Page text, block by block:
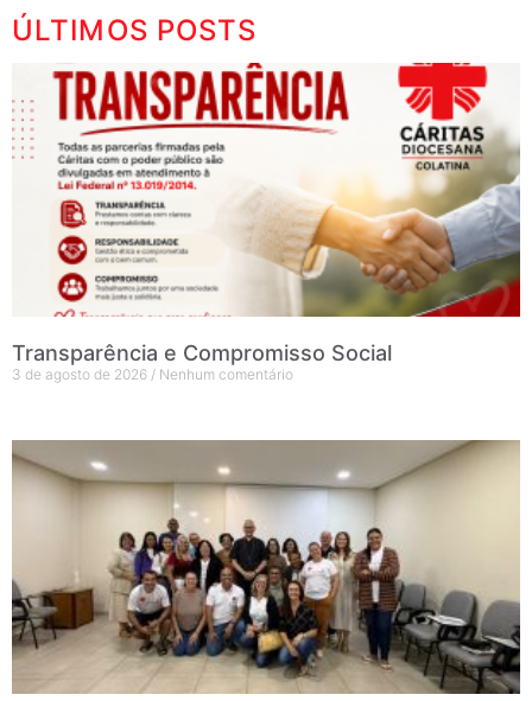
ÚLTIMOS POSTS
Transparência e Compromisso Social
3 de agosto de 2026 Nenhum comentário